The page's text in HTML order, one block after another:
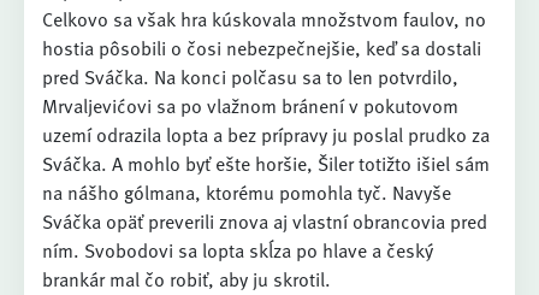
Celkovo sa však hra kúskovala množstvom faulov, no
hostia pôsobili o čosi nebezpečnejšie, keď sa dostali
pred Sváčka. Na konci polčasu sa to len potvrdilo,
Mrvaljevićovi sa po vlažnom bránení v pokutovom
uzemí odrazila lopta a bez prípravy ju poslal prudko za
Sváčka. A mohlo byť ešte horšie, Šiler totižto išiel sám
na nášho gólmana, ktorému pomohla tyč. Navyše
Sváčka opäť preverili znova aj vlastní obrancovia pred
ním. Svobodovi sa lopta skĺza po hlave a český
brankár mal čo robiť, aby ju skrotil.